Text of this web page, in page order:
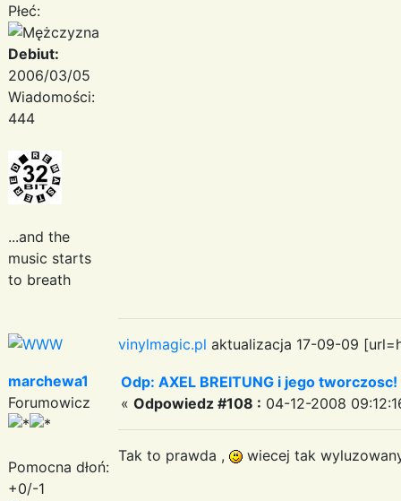
Płeć:
Debiut:
2006/03/05
Wiadomości:
444
...and the
music starts
to breath
vinylmagic.pl aktualizacja 17-09-09
marchewa1
Forumowicz
Pomocna dłoń:
+0/-1
Odp: AXEL BREITUNG i jego
« Odpowiedz #108 : 04-12-2008
Tak to prawda , wiecej tak